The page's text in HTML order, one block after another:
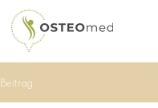
Beitrag